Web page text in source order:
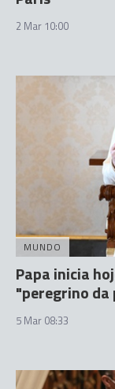
2 Mar 10:00
MUNDO
Papa inicia
"peregrino da
5 Mar 08:33